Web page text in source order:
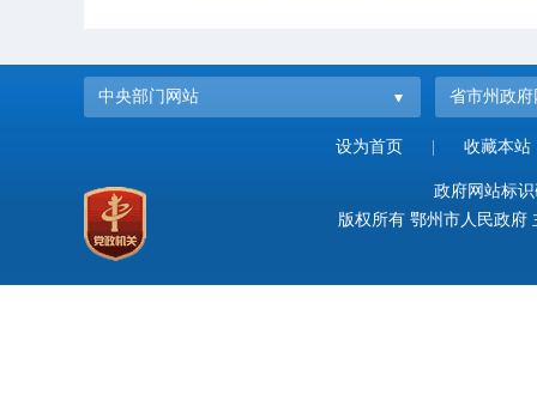
中央部门网站 省市州政府
设为首页 收藏本站
政府网站标
版权所有 鄂州市人民政府